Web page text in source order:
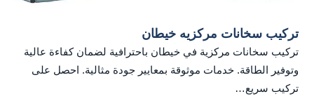
تركيب سخانات مركزيه خيطان
تركيب سخانات مركزية في خيطان باحترافية لضمان كفاءة عالية
وتوفير الطاقة. خدمات موثوقة بمعايير جودة مثالية. احصل على
تركيب سريع…